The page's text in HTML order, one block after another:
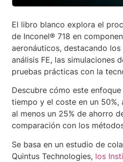
El libro blanco explora el
de Inconel® 718 en
aeronáuticos, destacando
análisis FE, las simulaciones
pruebas prácticas con la
Descubre cómo este
tiempo y el coste en un 50%,
al menos un 25% de ahorro
comparación con los
Se basa en un estudio de
Quintus Technologies, los